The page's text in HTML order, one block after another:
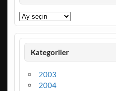
Arşivler
Kategoriler
2003
2004